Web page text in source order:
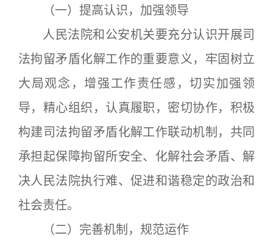
（一）提高认识，加强领导
人民法院和公安机关要充分认识开展司
法拘留矛盾化解工作的重要意义，牢固树立
大局观念，增强工作责任感，切实加强领
导，精心组织，认真履职，密切协作，积极
构建司法拘留矛盾化解工作联动机制，共同
承担起保障拘留所安全、化解社会矛盾、解
决人民法院执行难、促进和谐稳定的政治和
社会责任。
（二）完善机制，规范运作